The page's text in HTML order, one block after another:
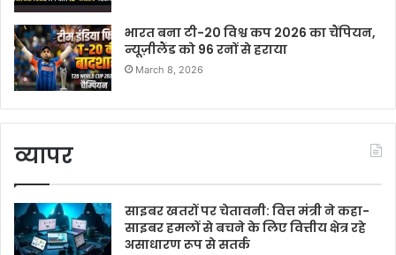
भारत बना टी-20 विश्व कप 2026 का चैंपियन,
न्यूज़ीलैंड को 96 रनों से हराया
March 8, 2026
व्यापर
साइबर खतरों पर चेतावनी: वित्त मंत्री ने कहा-
साइबर हमलों से बचने के लिए वित्तीय क्षेत्र रहे
असाधारण रूप से सतर्क